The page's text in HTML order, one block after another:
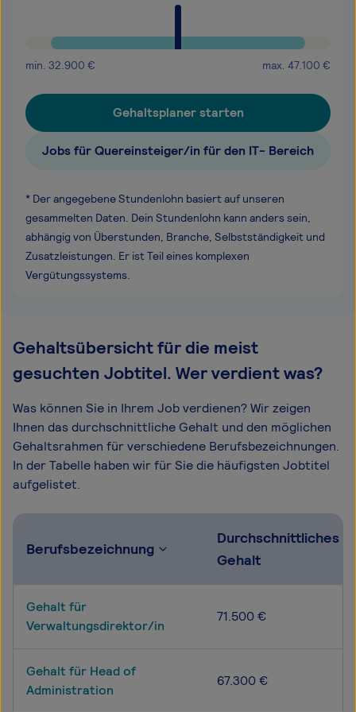
min. 32.900 € max. 47.100 €
Gehaltsplaner starten
Jobs für Quereinsteiger/in für den IT- Bereich
* Der angegebene Stundenlohn basiert auf unseren
gesammelten Daten. Dein Stundenlohn kann anders sein,
abhängig von Überstunden, Branche, Selbstständigkeit und
Zusatzleistungen. Er ist Teil eines komplexen
Vergütungssystems.
Gehaltsübersicht für die meist
gesuchten Jobtitel. Wer verdient was?
Was können Sie in Ihrem Job verdienen? Wir zeigen
Ihnen das durchschnittliche Gehalt und den möglichen
Gehaltsrahmen für verschiedene Berufsbezeichnungen.
In der Tabelle haben wir für Sie die häufigsten Jobtitel
aufgelistet.
Berufsbezeichnung
Durchschnittliches
Gehalt
Gehalt für
Verwaltungsdirektor/in
71.500 €
Gehalt für Head of
Administration
67.300 €